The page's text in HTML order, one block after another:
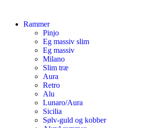
Rammer
Pinjo
Eg massiv slim
Eg massiv
Milano
Slim træ
Aura
Retro
Alu
Lunaro/Aura
Sicilia
Sølv-guld og kobber